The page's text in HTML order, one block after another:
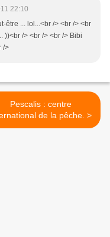
22:10
être ... lol...<br /> <br /> <br
))<br /> <br /> <br /> Bibi
/>
Pescalis : centre
international de la pêche. >